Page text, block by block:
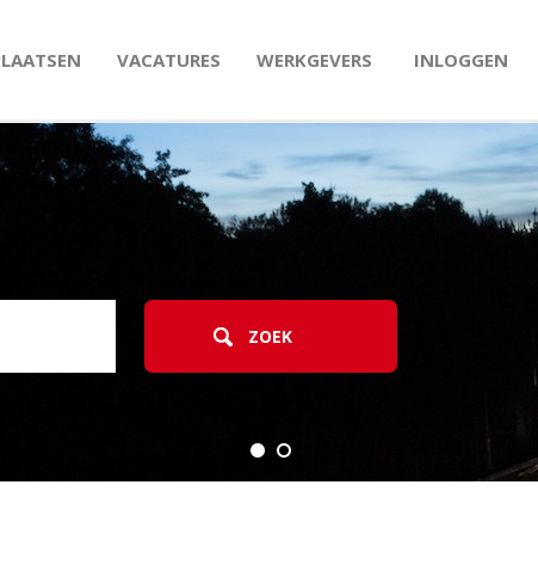
VACATURES WERKGEVERS INLOGGEN